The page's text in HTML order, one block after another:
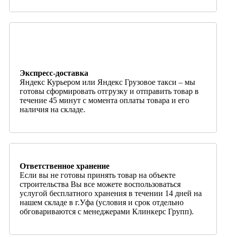
Экспресс-доставка
Яндекс Курьером или Яндекс Грузовое такси – мы
готовы сформировать отгрузку и отправить товар в
течение 45 минут с момента оплаты товара и его
наличия на складе.
Ответственное хранение
Если вы не готовы принять товар на объекте
строительства Вы все можете воспользоваться
услугой бесплатного хранения в течении 14 дней на
нашем складе в г.Уфа (условия и срок отдельно
обговариваются с менеджерами Клинкерс Групп).